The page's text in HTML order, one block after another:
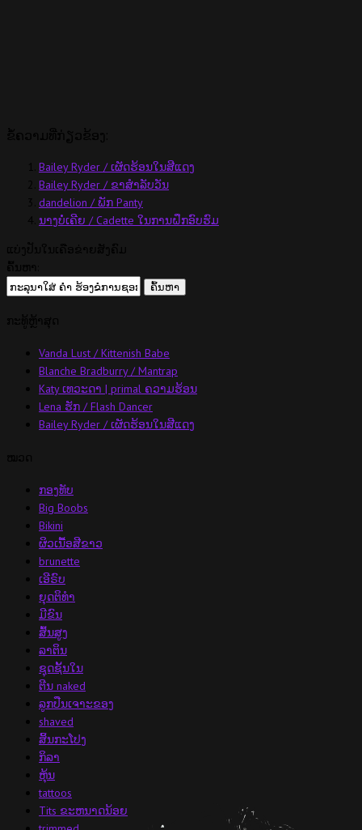
Bailey Ryder / ເຜັດຮ້ອນໃນສີແດງ
Bailey Ryder / ຂາສໍາລັບວັນ
dandelion / ພັກ Panty
ນາງບໍ່ເຄີຍ / Cadette ໃນການຝຶກອົບຮົມ
Vanda Lust / Kittenish Babe
Blanche Bradburry / Mantrap
Katy ເທວະດາ | primal ຄວາມຮ້ອນ
Lena ຮັກ / Flash Dancer
Bailey Ryder / ເຜັດຮ້ອນໃນສີແດງ
ກອງທັບ
Big Boobs
Bikini
ຜິວເນື້ອສີຂາວ
brunette
ເອີຣົບ
ຍຸດຕິທໍາ
ມີຂົນ
ສົ້ນ​ສູງ
ລາຕິນ
ຊຸດຊັ້ນໃນ
ຕີນ naked
ລູກປືນເຈາະຂອງ
shaved
ສິ້ນກະໂປງ
ກິລາ
ຫຸ້ນ
tattoos
Tits ຂະຫນາດນ້ອຍ